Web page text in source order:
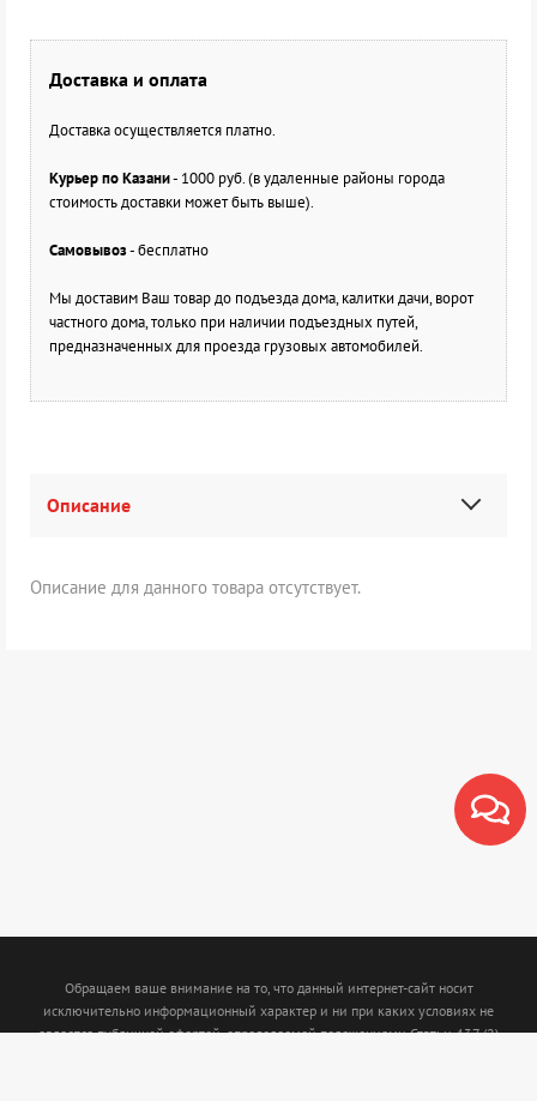
Доставка и оплата
Доставка осуществляется платно.
Курьер по Казани- 1000 руб. (в удаленные районы города
стоимость доставки может быть выше).
Самовывоз- бесплатно
Мы доставим Ваш товар до подъезда дома, калитки дачи, ворот
частного дома, только при наличии подъездных путей,
предназначенных для проезда грузовых автомобилей.
Описание
Описание для данного товара отсутствует.
Обращаем ваше внимание на то, что данный интернет-сайт носит
исключительно информационный характер и ни при каких условиях не
является публичной офертой, определяемой положениями Статьи 437 (2)